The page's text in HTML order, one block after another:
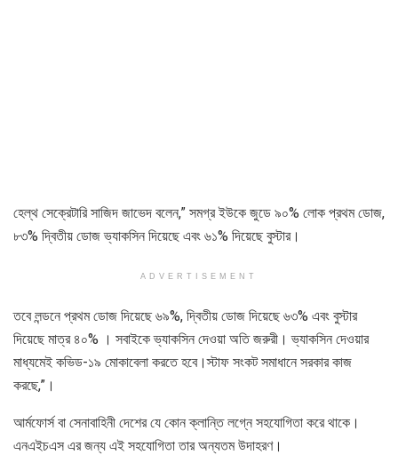
হেল্থ সেক্রেটারি সাজিদ জাভেদ বলেন,” সমগ্র ইউকে জুডে ৯০% লোক প্রথম ডোজ,
৮৩% দ্বিতীয় ডোজ ভ্যাকসিন দিয়েছে এবং ৬১% দিয়েছে বুস্টার।
ADVERTISEMENT
তবে লন্ডনে প্রথম ডোজ দিয়েছে ৬৯%, দ্বিতীয় ডোজ দিয়েছে ৬৩% এবং বুস্টার
দিয়েছে মাত্র ৪০% । সবাইকে ভ্যাকসিন দেওয়া অতি জরুরী। ভ্যাকসিন দেওয়ার
মাধ্যমেই কভিড-১৯ মোকাবেলা করতে হবে।স্টাফ সংকট সমাধানে সরকার কাজ
করছে,”।
আর্মফোর্স বা সেনাবাহিনী দেশের যে কোন ক্লান্তি লগ্নে সহযোগিতা করে থাকে।
এনএইচএস এর জন্য এই সহযোগিতা তার অন্যতম উদাহরণ।